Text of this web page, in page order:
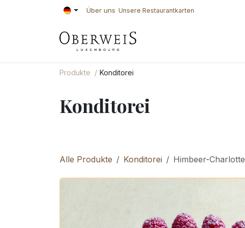
Zum Inhalt springen Über uns Unsere Restaurantkarten
Produkte Konditorei
Konditorei
Alle Produkte Konditorei Himbeer-Charlotte